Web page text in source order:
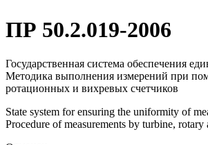
ПР 50.2.019-2006
Государственная система обеспечения
Методика выполнения измерений при
ротационных и вихревых счетчиков
State system for ensuring the uniformity of
Procedure of measurements by turbine, rotary